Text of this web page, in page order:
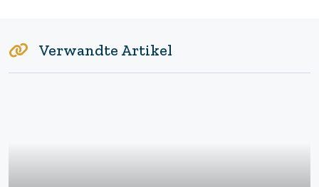
Verwandte Artikel